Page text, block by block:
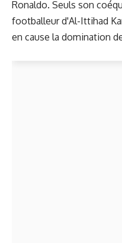
Ronaldo. Seuls son
footballeur d'Al-Ittihad
en cause la domination